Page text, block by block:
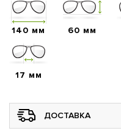
140 мм 60 мм
17 мм
ДОСТАВКА